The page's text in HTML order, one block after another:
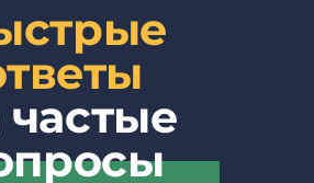
частые